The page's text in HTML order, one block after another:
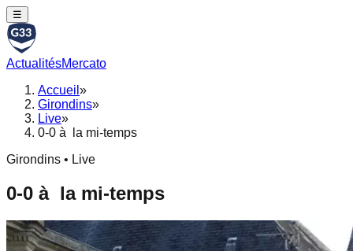
☰
ActualitésMercato
Accueil »
Girondins»
Live»
0-0 à la mi-temps
Girondins • Live
0-0 à la mi-temps